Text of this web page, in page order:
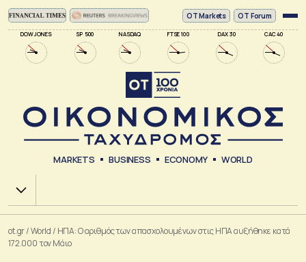
DOW JONES SP 500 NASDAQ FTSE 100 DAX 30 CAC 40
ΟΤ Markets OT Forum
MARKETS BUSINESS ECONOMY WORLD
Χ.Α.
ot.gr/World / ΗΠΑ: Ο αριθμός των απασχολουμένων στις ΗΠΑ αυξήθηκε κατά
172.000 τον Μάιο